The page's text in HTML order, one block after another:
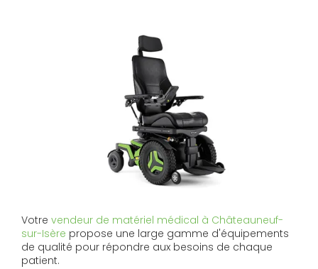
Votre vendeur de matériel médical à Châteauneuf-
sur-Isère propose une large gamme d'équipements
de qualité pour répondre aux besoins de chaque
patient.